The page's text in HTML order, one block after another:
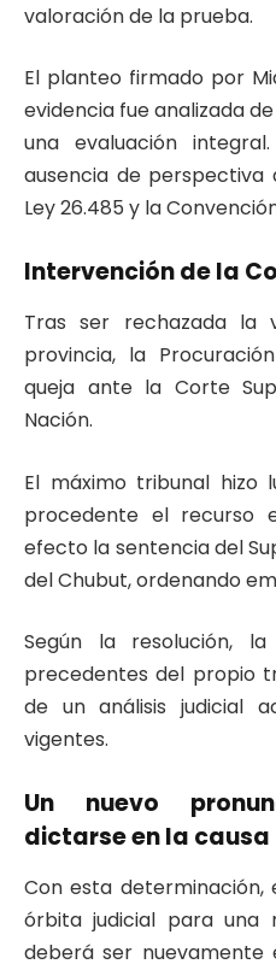
valoración de la prueba.
El planteo firmado por
evidencia fue analizada
una evaluación
ausencia de perspectiva
Ley 26.485 y la
Intervención de la
Tras ser rechazada la
provincia, la
queja ante la Corte
Nación.
El máximo tribunal hizo
procedente el recurso
efecto la sentencia del
del Chubut, ordenando
Según la resolución,
precedentes del propio
de un análisis judicial
vigentes.
Un nuevo
dictarse en la causa
Con esta determinación,
órbita judicial para una
deberá ser nuevamente